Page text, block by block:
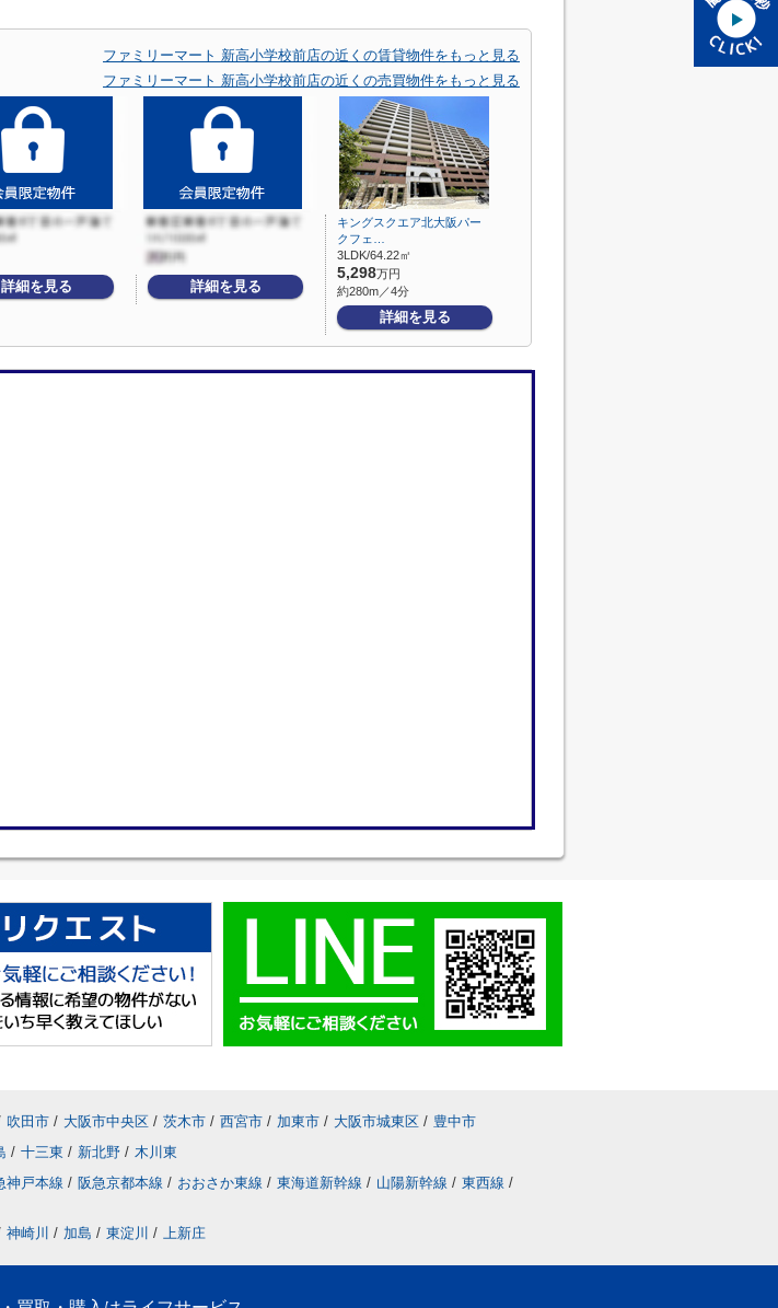
ファミリーマート 新高小学校前店の近くの賃貸物件をもっと見る
ファミリーマート 新高小学校前店の近くの売買物件をもっと見る
詳細を見る 詳細を見る
キングスクエア北大阪パー
クフェ…
3LDK/64.22㎡
5,298万円
約280m／4分
詳細を見る
吹田市 / 大阪市中央区 / 茨木市 / 西宮市 / 加東市 / 大阪市城東区 / 豊中市
/ 十三東 / 新北野 / 木川東
神戸本線 / 阪急京都本線 / おおさか東線 / 東海道新幹線 / 山陽新幹線 / 東西線 /
神崎川 / 加島 / 東淀川 / 上新庄